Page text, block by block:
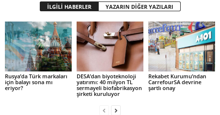
İLGİLİ HABERLER YAZARIN DİĞER YAZILARI
Rusya’da Türk markaları
için balayı sona mı
eriyor?
DESA’dan biyoteknoloji
yatırımı: 40 milyon TL
sermayeli biofabrikasyon
şirketi kuruluyor
Rekabet Kurumu’ndan
CarrefourSA devrine
şartlı onay